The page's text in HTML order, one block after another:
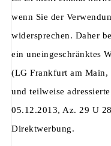
wenn Sie der
widersprechen. Daher
ein uneingeschränktes
(LG Frankfurt am
und teilweise
05.12.2013, Az. 29 U
Direktwerbung.